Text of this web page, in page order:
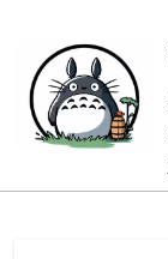
contenu